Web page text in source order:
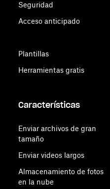
Seguridad
Acceso anticipado
Plantillas
Herramientas gratis
Características
Enviar archivos de gran
tamaño
Enviar videos largos
Almacenamiento de fotos
en la nube